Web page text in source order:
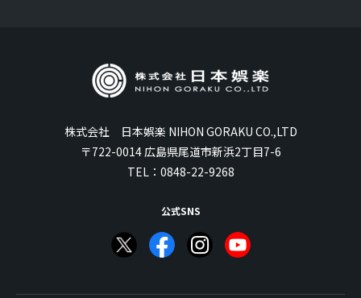
株式会社 日本娯楽 NIHON GORAKU CO.,LTD
〒722-0014 広島県尾道市新浜2丁目7-6
TEL： 0848-22-9268
公式SNS